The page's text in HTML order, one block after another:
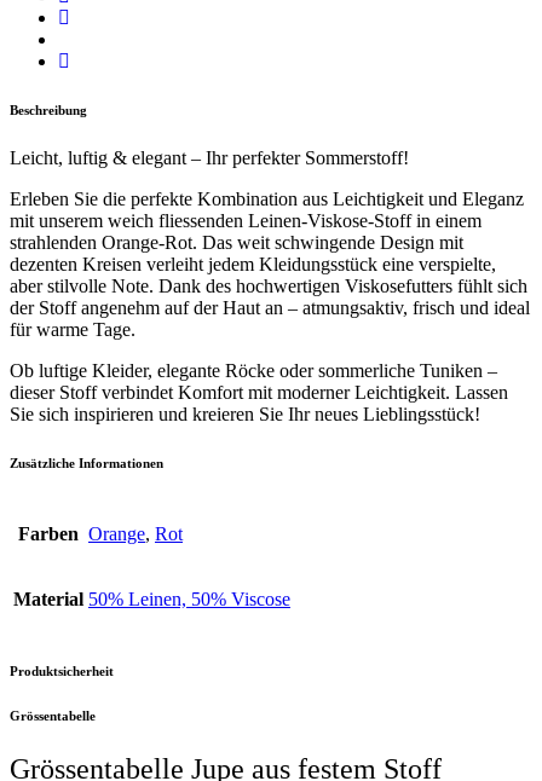
Beschreibung
Leicht, luftig & elegant – Ihr perfekter Sommerstoff!
Erleben Sie die perfekte Kombination aus Leichtigkeit und Eleganz
mit unserem weich fliessenden Leinen-Viskose-Stoff in einem
strahlenden Orange-Rot. Das weit schwingende Design mit
dezenten Kreisen verleiht jedem Kleidungsstück eine verspielte,
aber stilvolle Note. Dank des hochwertigen Viskosefutters fühlt sich
der Stoff angenehm auf der Haut an – atmungsaktiv, frisch und ideal
für warme Tage.
Ob luftige Kleider, elegante Röcke oder sommerliche Tuniken –
dieser Stoff verbindet Komfort mit moderner Leichtigkeit. Lassen
Sie sich inspirieren und kreieren Sie Ihr neues Lieblingsstück!
Zusätzliche Informationen
Farben Orange, Rot
Material 50% Leinen, 50% Viscose
Produktsicherheit
Grössentabelle
Grössentabelle Jupe aus festem Stoff